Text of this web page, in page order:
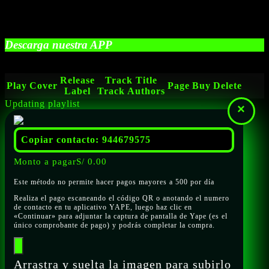
Descarga nuestra APP
Play Cover
Release
Label
Track Title
Track Authors
Page Buy Delete
Updating playlist
×
Copiar contacto: 944679575
Monto a pagarS/ 0.00
Este método no permite hacer pagos mayores a 500 por día
Realiza el pago escaneando el código QR o anotando el numero
de contacto en tu aplicativo YAPE, luego haz clic en
«Continuar» para adjuntar la captura de pantalla de Yape (es el
único comprobante de pago) y podrás completar la compra.
Arrastra y suelta la imagen para subirlo